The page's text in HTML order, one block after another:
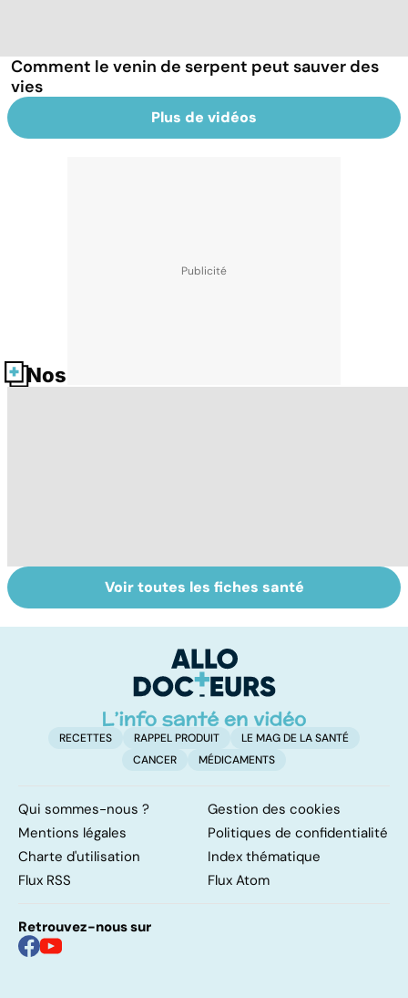
Comment le venin de serpent peut sauver des
vies
Plus de vidéos
Nos fiches santé
Tout savoir sur le
cerveau
Staphylocoque
doré : une
surveillance
Voir toutes les fiches santé
RECETTES RAPPEL PRODUIT
LE MAG DE LA SANTÉ
CANCER
MÉDICAMENTS
Qui sommes-nous ?
Gestion des cookies
Mentions légales
Politiques de confidentialité
Charte d'utilisation
Index thématique
Flux RSS
Flux Atom
Retrouvez-nous sur